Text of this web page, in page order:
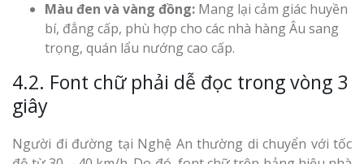
Màu đen và vàng đồng: Mang lại cảm giác huyền
bí, đẳng cấp, phù hợp cho các nhà hàng Âu sang
trọng, quán lẩu nướng cao cấp.
4.2. Font chữ phải dễ đọc trong vòng 3
giây
Người đi đường tại Nghệ An thường di chuyển với tốc